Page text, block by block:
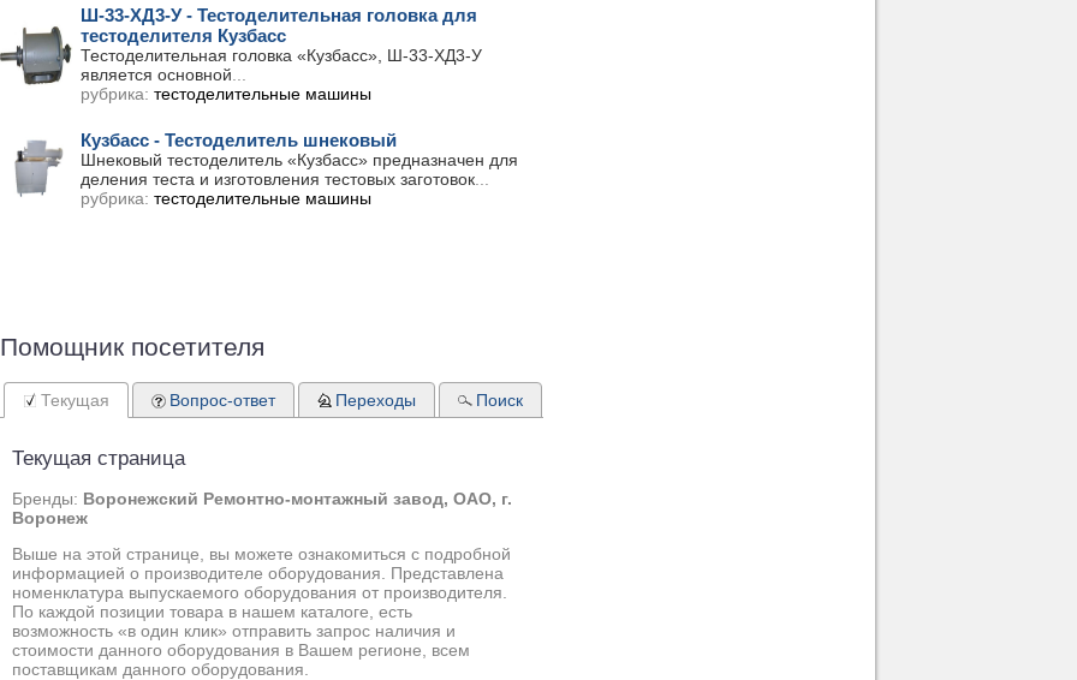
Ш-33-ХД3-У - Тестоделительная головка для
тестоделителя Кузбасс
Тестоделительная головка «Кузбасс», Ш-33-ХД3-У
является основной
рубрика: тестоделительные машины
Кузбасс - Тестоделитель шнековый
Шнековый тестоделитель «Кузбасс» предназначен для
деления теста и изготовления тестовых заготовок
рубрика: тестоделительные машины
Помощник посетителя
Текущая
Текущая страница
Бренды: Воронежский Ремонтно-монтажный завод, ОАО, г.
Воронеж
Выше на этой странице, вы можете ознакомиться с подробной
информацией о производителе оборудования. Представлена
номенклатура выпускаемого оборудования от производителя.
По каждой позиции товара в нашем каталоге, есть
возможность «в один клик» отправить запрос наличия и
стоимости данного оборудования в Вашем регионе, всем
поставщикам данного оборудования.
Вопрос-ответ Переходы Поиск